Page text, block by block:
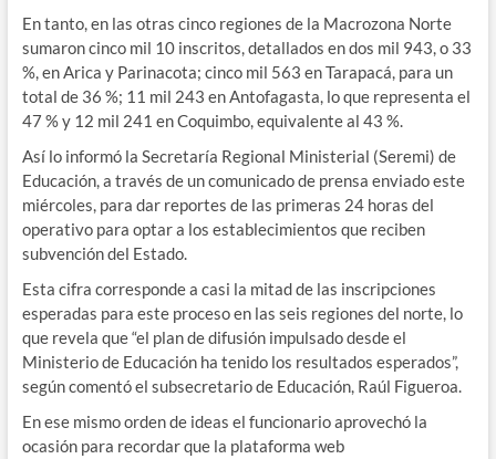
En tanto, en las otras cinco regiones de la Macrozona Norte
sumaron cinco mil 10 inscritos, detallados en dos mil 943, o 33
%, en Arica y Parinacota; cinco mil 563 en Tarapacá, para un
total de 36 %; 11 mil 243 en Antofagasta, lo que representa el
47 % y 12 mil 241 en Coquimbo, equivalente al 43 %.
Así lo informó la Secretaría Regional Ministerial (Seremi) de
Educación, a través de un comunicado de prensa enviado este
miércoles, para dar reportes de las primeras 24 horas del
operativo para optar a los establecimientos que reciben
subvención del Estado.
Esta cifra corresponde a casi la mitad de las inscripciones
esperadas para este proceso en las seis regiones del norte, lo
que revela que “el plan de difusión impulsado desde el
Ministerio de Educación ha tenido los resultados esperados”,
según comentó el subsecretario de Educación, Raúl Figueroa.
En ese mismo orden de ideas el funcionario aprovechó la
ocasión para recordar que la plataforma web